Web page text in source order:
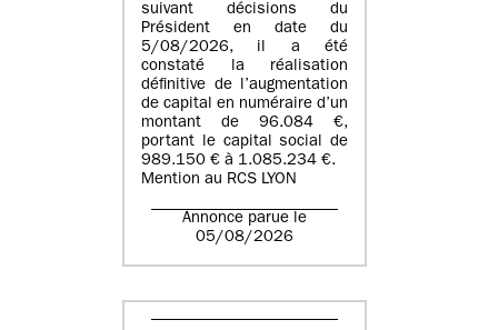
suivant décisions du
Président en date du
5/08/2026, il a été
constaté la réalisation
définitive de l’augmentation
de capital en numéraire d’un
montant de 96.084 €,
portant le capital social de
989.150 € à 1.085.234 €.
Mention au RCS LYON
Annonce parue le
05/08/2026